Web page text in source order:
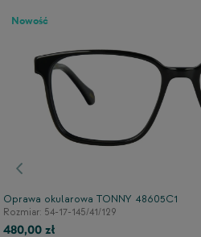
Poprzedni
Nowość
Oprawa okularowa TONNY 48605C1
Rozmiar: 54-17-145/41/129
480,00 zł